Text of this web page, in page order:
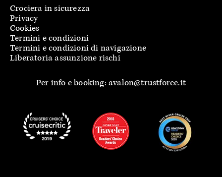
Crociera in sicurezza
Privacy
Cookies
Termini e condizioni
Termini e condizioni di navigazione
Liberatoria assunzione rischi
Per info e booking: avalon@trustforce.it